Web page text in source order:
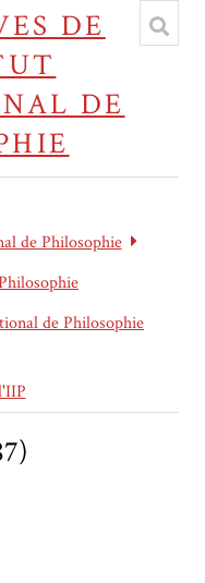
DE
DE
de Philosophie
de Philosophie